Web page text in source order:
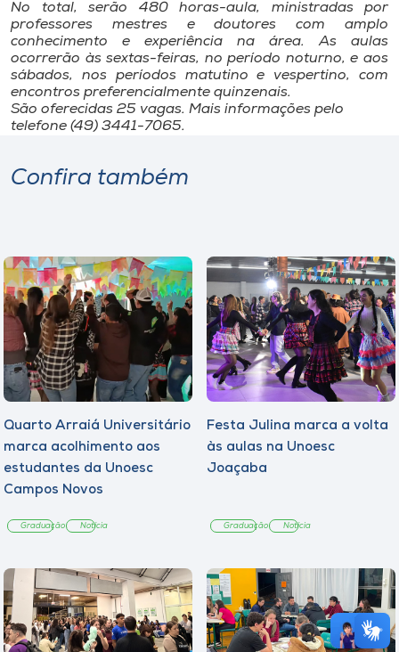
Selecione
o idioma
A+
No total, serão 480 horas-aula, ministradas por
professores mestres e doutores com amplo
conhecimento e experiência na área. As aulas
ocorrerão às sextas-feiras, no período noturno, e aos
sábados, nos períodos matutino e vespertino, com
encontros preferencialmente quinzenais.
São oferecidas 25 vagas. Mais informações pelo
telefone (49) 3441-7065.
Confira também
Quarto Arraiá Universitário
marca acolhimento aos
estudantes da Unoesc
Campos Novos
Graduação Notícia
Festa Julina marca a volta
às aulas na Unoesc
Joaçaba
Graduação Notícia